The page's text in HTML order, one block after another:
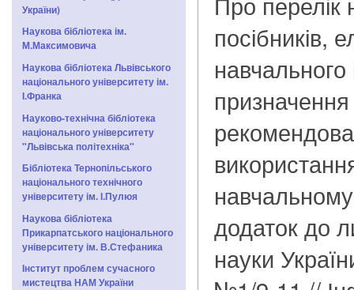
України)
Наукова бібліотека ім.
М.Максимовича
Наукова бібліотека Львівського
національного університету ім.
І.Франка
Науково-технічна бібліотека
національного університету
"Львівська політехніка"
Бібліотека Тернопільського
національного технічного
університету ім. І.Пулюя
Наукова бібліотека
Прикарпатського національного
університету ім. В.Стефаника
Інститут проблем сучасного
мистецтва НАМ України
посібників,
навчального
призначення
додаток до
науки